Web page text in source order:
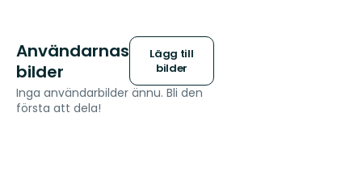
Användarnas
bilder
Lägg till
bilder
Inga användarbilder ännu. Bli den
första att dela!